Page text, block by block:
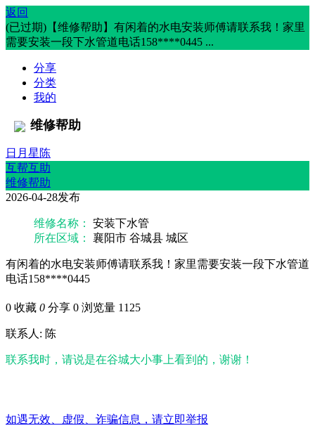
返回
(已过期)【维修帮助】有闲着的水电安装师傅请联系我！家里
需要安装一段下水管道电话158****0445 ...
分享
分类
我的
维修帮助
日月星陈
互帮互助
维修帮助
2026-04-28发布
维修名称：
安装下水管
所在区域：
襄阳市 谷城县 城区
有闲着的水电安装师傅请联系我！家里需要安装一段下水管道
电话158****0445
0 收藏 0 分享 0 浏览量 1125
联系人: 陈
联系我时，请说是在谷城大小事上看到的，谢谢！
如遇无效、虚假、诈骗信息，请立即举报